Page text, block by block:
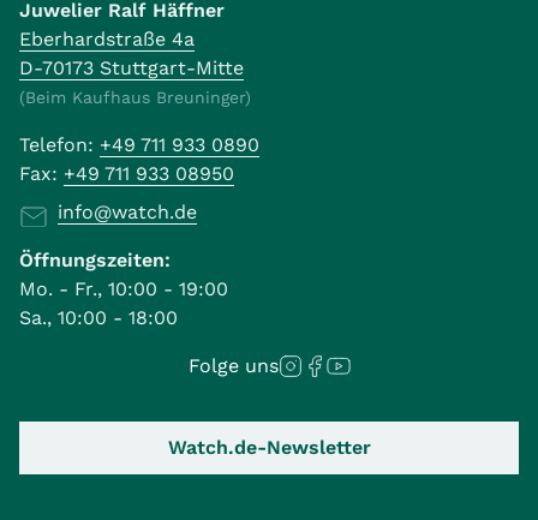
Juwelier Ralf Häffner
Eberhardstraße 4a
D-70173 Stuttgart-Mitte
(Beim Kaufhaus Breuninger)
Telefon: +49 711 933 0890
Fax: +49 711 933 08950
info@watch.de
Öffnungszeiten:
Mo. - Fr., 10:00 - 19:00
Sa., 10:00 - 18:00
Folge uns
Watch.de-Newsletter